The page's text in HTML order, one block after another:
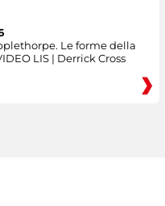
Le forme della
LIS | Derrick Cross